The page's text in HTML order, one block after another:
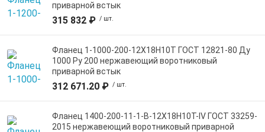
приварной встык
315 832 ₽ / шт.
Фланец 1-1000-200-12Х18Н10Т ГОСТ 12821-80 Ду
1000 Ру 200 нержавеющий воротниковый
приварной встык
312 671.20 ₽ / шт.
Фланец 1400-200-11-1-B-12Х18Н10Т-IV ГОСТ 33259-
2015 нержавеющий воротниковый приварной